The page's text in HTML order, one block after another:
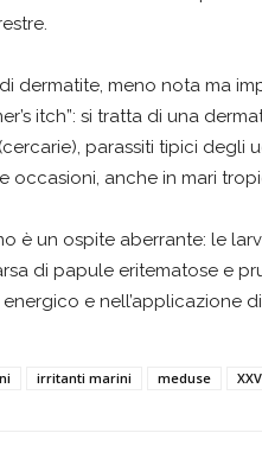
dermatite, meno nota ma
itch”: si tratta di una
parassiti tipici degli
occasioni, anche in mari
è un ospite aberrante: le
di papule eritematose e
e nell’applicazione
irritanti marini meduse